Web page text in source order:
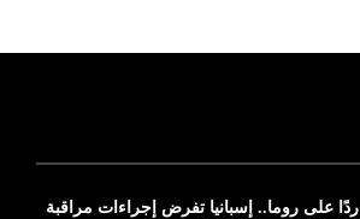
ردًا على روما.. إسبانيا تفرض إجراءات مراقبة